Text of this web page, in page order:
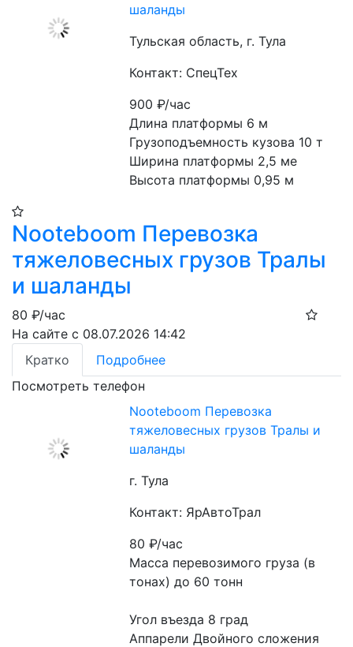
шаланды
Тульская область, г. Тула
Контакт: СпецТех
900₽/час
Длина платформы 6 м
Грузоподъемность кузова 10 т
Ширина платформы 2,5 ме
Высота платформы 0,95 м
Nooteboom Перевозка
тяжеловесных грузов Тралы
и шаланды
80 ₽/час
На сайте с 08.07.2026 14:42
Кратко
Подробнее
Посмотреть телефон
Nooteboom Перевозка
тяжеловесных грузов Тралы и
шаланды
г. Тула
Контакт: ЯрАвтоТрал
80₽/час
Масса перевозимого груза (в
тонах) до 60 тонн
Угол въезда 8 град
Аппарели Двойного сложения